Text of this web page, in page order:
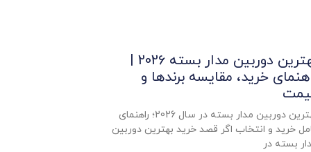
بهترین دوربین مدار بسته 2026 |
خرید، مقایسه برندها و
بهترین دوربین مدار بسته در سال 2026؛ راهنمای
خرید و انتخاب اگر قصد خرید بهترین دوربین
بسته در